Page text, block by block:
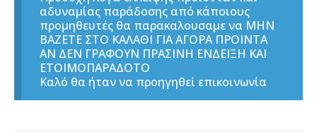
αδυναμίας παράδοσης από κάποιους
προμηθευτές θα παρακαλουσαμε να ΜΗΝ
ΒΑΖΕΤΕ ΣΤΟ ΚΑΛΑΘΙ ΓΙΑ ΑΓΟΡΑ ΠΡΟΙΝΤΑ
ΑΝ ΔΕΝ ΓΡΑΦΟΥΝ ΠΡΑΣΙΝΗ ΕΝΔΕΙΞΗ ΚΑΙ
ΕΤΟΙΜΟΠΑΡΑΔΟΤΟ
Καλό θα ήταν να προηγηθεί επικοινωνία